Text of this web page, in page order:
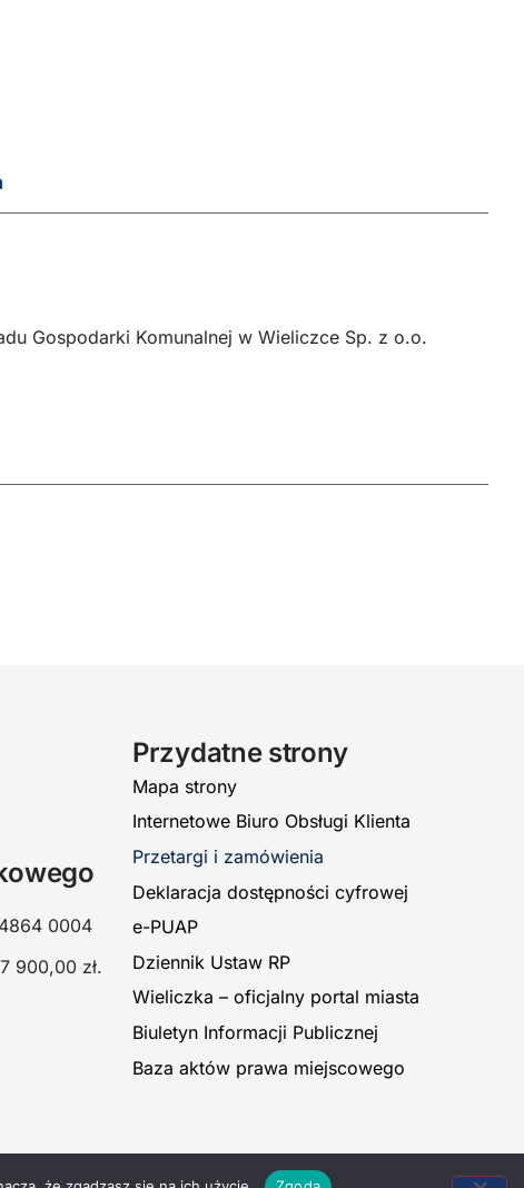
Gospodarki Komunalnej w Wieliczce Sp. z o.o.
0004
900,00 zł.
Przydatne strony
Mapa strony
Internetowe Biuro Obsługi Klienta
Przetargi i zamówienia
Deklaracja dostępności cyfrowej
e-PUAP
Dziennik Ustaw RP
Wieliczka – oficjalny portal miasta
Biuletyn Informacji Publicznej
Baza aktów prawa miejscowego